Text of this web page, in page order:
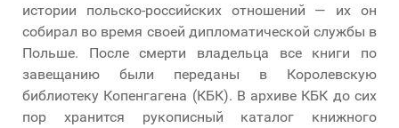
истории польско-российских отношений — их он
собирал во время своей дипломатической службы в
Польше. После смерти владельца все книги по
завещанию были переданы в Королевскую
библиотеку Копенгагена (КБК). В архиве КБК до сих
пор хранится рукописный каталог книжного